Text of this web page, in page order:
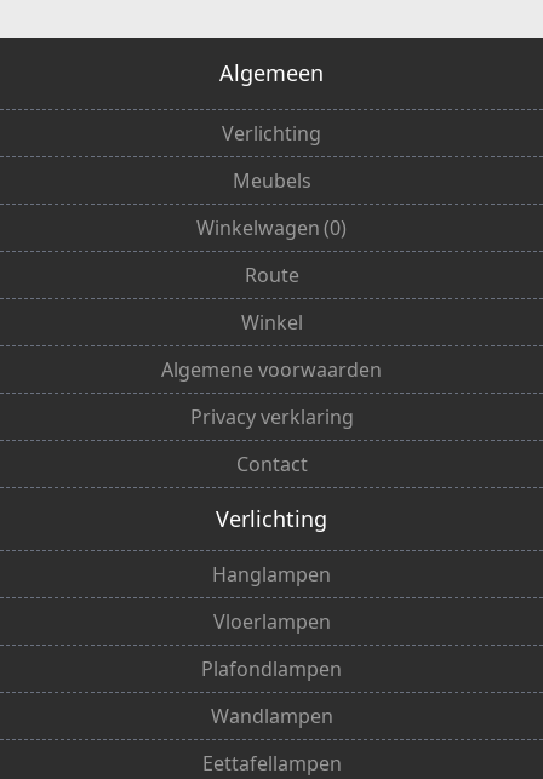
Algemeen
Verlichting
Meubels
Winkelwagen(0)
Route
Winkel
Algemene voorwaarden
Privacy verklaring
Contact
Verlichting
Hanglampen
Vloerlampen
Plafondlampen
Wandlampen
Eettafellampen